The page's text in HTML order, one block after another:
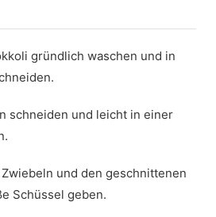
gründlich waschen und in
schneiden und leicht in einer
und den geschnittenen
Schüssel geben.